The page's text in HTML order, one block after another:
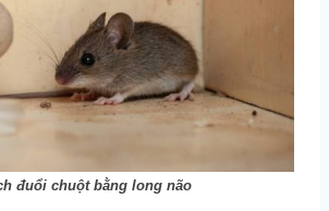
đuổi chuột bằng long não